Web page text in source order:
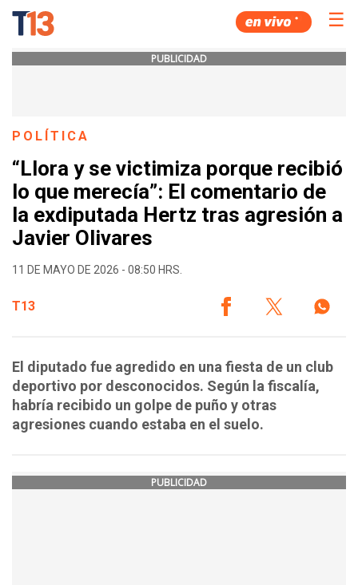
☰
PUBLICIDAD
POLÍTICA
“Llora y se victimiza porque recibió
lo que merecía”: El comentario de
la exdiputada Hertz tras agresión a
Javier Olivares
11 DE MAYO DE 2026 - 08:50 HRS.
T13
El diputado fue agredido en una fiesta de un club
deportivo por desconocidos. Según la fiscalía,
habría recibido un golpe de puño y otras
agresiones cuando estaba en el suelo.
PUBLICIDAD